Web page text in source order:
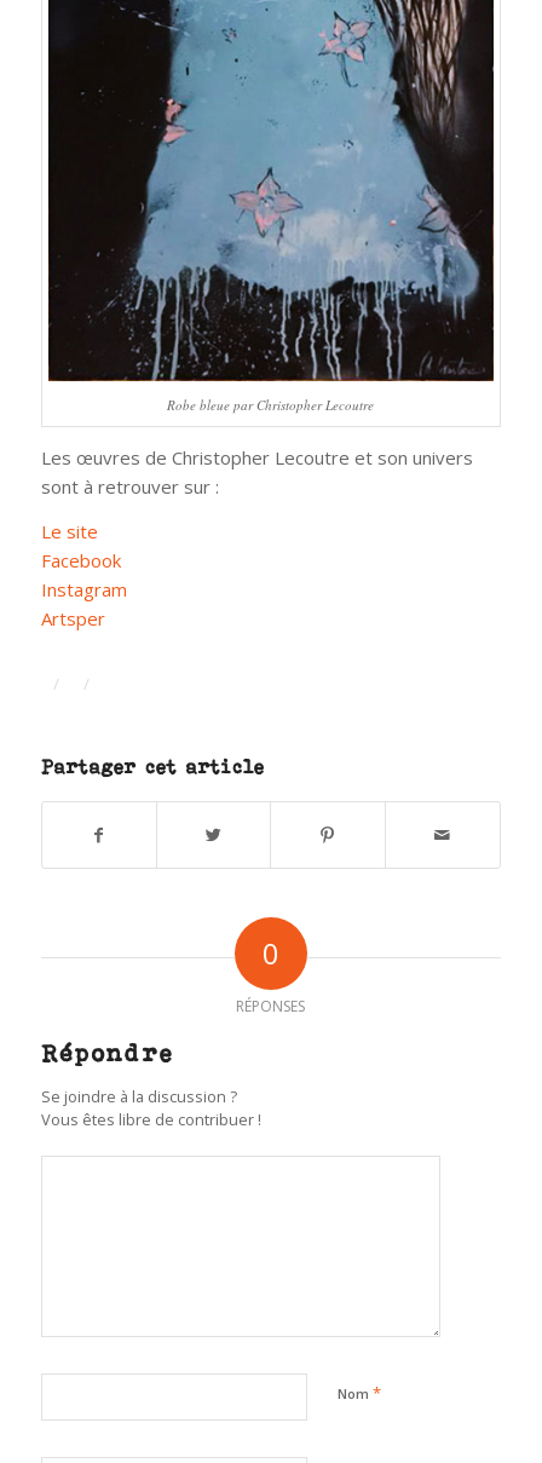
Robe bleue par Christopher Lecoutre
Les œuvres de Christopher Lecoutre et son univers
sont à retrouver sur :
Le site
Facebook
Instagram
Artsper
/ /
Partager cet article
0
RÉPONSES
Répondre
Se joindre à la discussion ?
Vous êtes libre de contribuer !
Nom *